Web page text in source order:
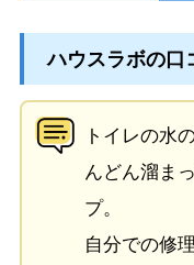
ハウスラボの口
トイレの水
んどん溜ま
プ。
自分での修